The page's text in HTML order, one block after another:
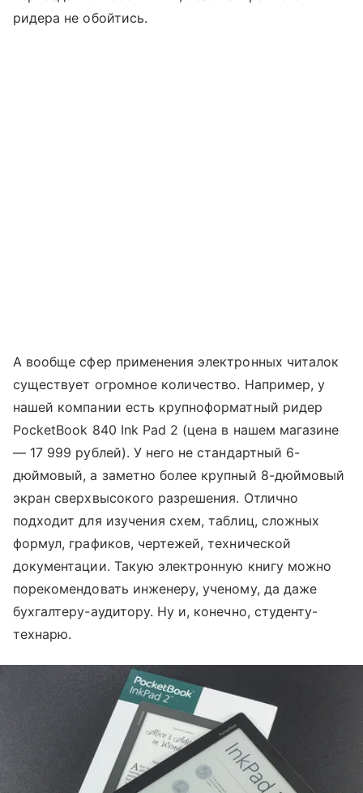
ридера не обойтись.
А вообще сфер применения электронных читалок
существует огромное количество. Например, у
нашей компании есть крупноформатный ридер
PocketBook 840 Ink Pad 2 (цена в нашем магазине
— 17 999 рублей). У него не стандартный 6-
дюймовый, а заметно более крупный 8-дюймовый
экран сверхвысокого разрешения. Отлично
подходит для изучения схем, таблиц, сложных
формул, графиков, чертежей, технической
документации. Такую электронную книгу можно
порекомендовать инженеру, ученому, да даже
бухгалтеру-аудитору. Ну и, конечно, студенту-
технарю.